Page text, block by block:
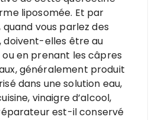
liposomée. Et par
quand vous parlez des
doivent-elles être au
en prenant les câpres
généralement produit
dans une solution eau,
vinaigre d’alcool,
est-il conservé